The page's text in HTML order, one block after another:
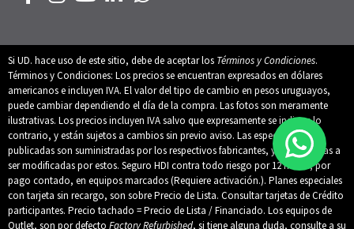
Si UD. hace uso de este sitio, debe de aceptar los Términos y Condiciones.
Términos y Condiciones: Los precios se encuentran expresados en dólares
americanos e incluyen IVA. El valor del tipo de cambio en pesos uruguayos,
puede cambiar dependiendo el día de la compra. Las fotos son meramente
ilustrativas. Los precios incluyen IVA salvo que expresamente se indique lo
contrario, y están sujetos a cambios sin previo aviso. Las especificaciones
publicadas son suministradas por los respectivos fabricantes, y están sujetas a
ser modificadas por estos. Seguro HDI contra todo riesgo por 12 meses, por
pago contado, en equipos marcados (Requiere activación.). Planes especiales
con tarjeta sin recargo, son sobre Precio de Lista. Consultar tarjetas de Crédito
participantes. Precio tachado = Precio de Lista / Financiado. Los equipos de
Outlet, son por defecto Factory Refurbished, si tiene alguna duda, consulte a su